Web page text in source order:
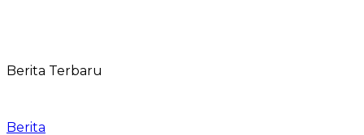
Berita Terbaru
Berita